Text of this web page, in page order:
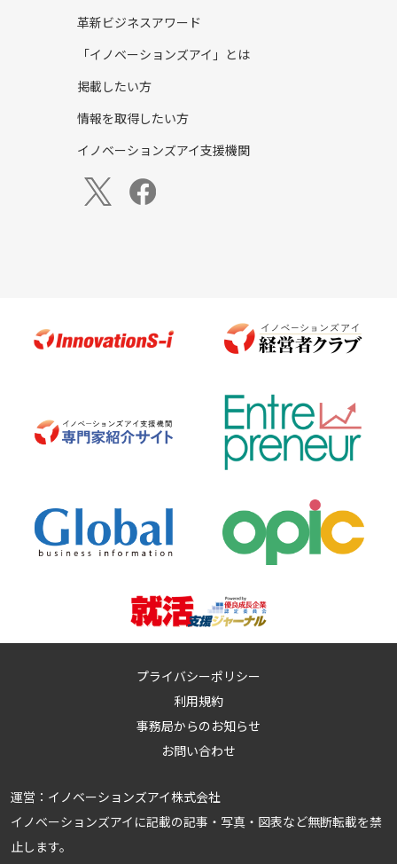
革新ビジネスアワード
「イノベーションズアイ」とは
掲載したい方
情報を取得したい方
イノベーションズアイ支援機関
プライバシーポリシー
利用規約
事務局からのお知らせ
お問い合わせ
運営： イノベーションズアイ株式会社
イノベーションズアイに記載の記事・写真・図表など無断転載を禁
止します。